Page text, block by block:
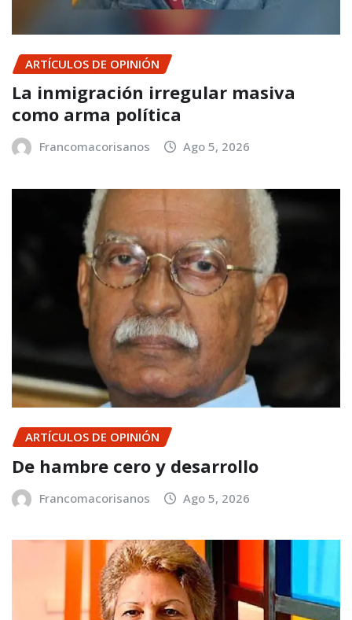
ARTÍCULOS DE OPINIÓN
La inmigración irregular masiva
como arma política
Francomacorisanos Ago 5, 2026
ARTÍCULOS DE OPINIÓN
De hambre cero y desarrollo
Francomacorisanos Ago 5, 2026